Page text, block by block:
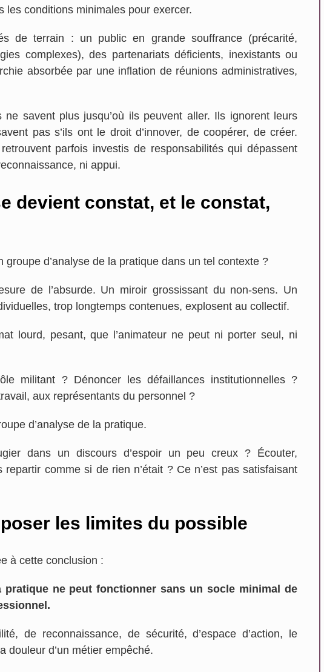
les conditions minimales pour exercer.
de terrain : un public en grande souffrance (précarité,
complexes), des partenariats déficients, inexistants ou
absorbée par une inflation de réunions administratives,
ne savent plus jusqu’où ils peuvent aller. Ils ignorent leurs
pas s’ils ont le droit d’innover, de coopérer, de créer.
parfois investis de responsabilités qui dépassent
ni appui.
devient constat, et le constat,
groupe d’analyse de la pratique dans un tel contexte ?
de l’absurde. Un miroir grossissant du non-sens. Un
trop longtemps contenues, explosent au collectif.
lourd, pesant, que l’animateur ne peut ni porter seul, ni
militant ? Dénoncer les défaillances institutionnelles ?
aux représentants du personnel ?
d’analyse de la pratique.
dans un discours d’espoir un peu creux ? Écouter,
comme si de rien n’était ? Ce n’est pas satisfaisant
les limites du possible
à cette conclusion :
pratique ne peut fonctionner sans un socle minimal de
de reconnaissance, de sécurité, d’espace d’action, le
douleur d’un métier empêché.
En savoir plus... En savoir plus...